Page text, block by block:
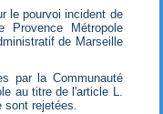
le pourvoi incident de
Provence Métropole
de Marseille
par la Communauté
au titre de l'article L.
sont rejetées.